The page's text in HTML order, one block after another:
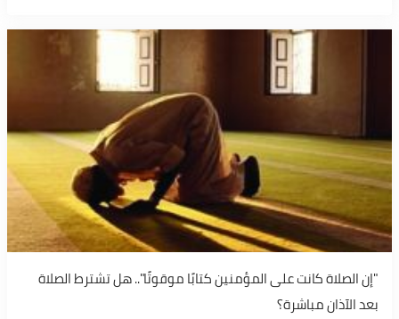
"إن الصلاة كانت على المؤمنين كتابًا موقوتًا".. هل تشترط الصلاة
بعد الآذان مباشرة؟